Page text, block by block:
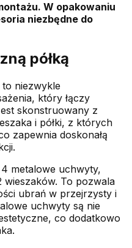
W opakowaniu
niezbędne do
półką
niezwykle
który łączy
skonstruowany z
i półki, z których
zapewnia doskonałą
metalowe uchwyty,
wieszaków. To pozwala
ubrań w przejrzysty i
uchwyty są nie
co dodatkowo